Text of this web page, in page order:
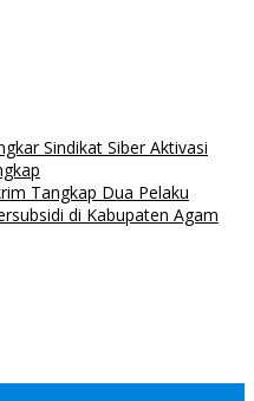
Sindikat Siber Aktivasi
Tangkap Dua Pelaku
di Kabupaten Agam